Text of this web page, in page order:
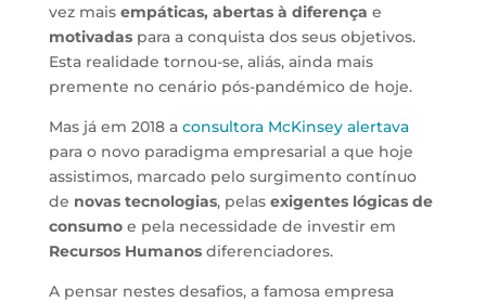
vez mais empáticas, abertas à diferença e
motivadaspara a conquista dos seus objetivos.
Esta realidade tornou-se, aliás, ainda mais
premente no cenário pós-pandémico de hoje.
Mas já em 2018 a consultora McKinsey alertava
para o novo paradigma empresarial a que hoje
assistimos, marcado pelo surgimento contínuo
de novas tecnologias, pelas exigentes lógicas de
consumoe pela necessidade de investir em
Recursos Humanos diferenciadores.
A pensar nestes desafios, a famosa empresa